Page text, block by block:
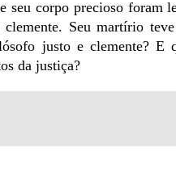
seu corpo precioso foram
Seu martírio
justo e clemente? E
da justiça?